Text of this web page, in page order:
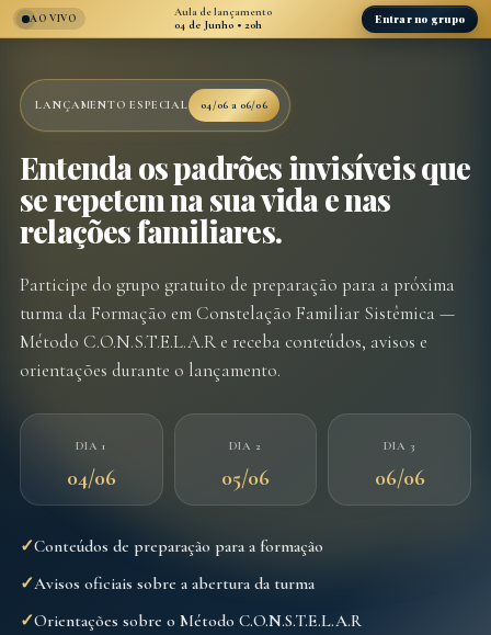
AO VIVO
Aula de lançamento
04 de Junho • 20h Entrar no grupo
LANÇAMENTO ESPECIAL 04/06 a 06/06
Entenda os padrões invisíveis que
se repetem na sua vida e nas
relações familiares.
Participe do grupo gratuito de preparação para a próxima
turma da Formação em Constelação Familiar Sistêmica —
Método C.O.N.S.T.E.L.A.R e receba conteúdos, avisos e
orientações durante o lançamento.
DIA 1
04/06
DIA 2
05/06
DIA 3
06/06
✓Conteúdos de preparação para a formação
✓Avisos oficiais sobre a abertura da turma
✓Orientações sobre o Método C.O.N.S.T.E.L.A.R